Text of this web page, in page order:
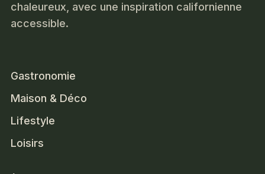
chaleureux, avec une inspiration californienne
accessible.
Gastronomie
Maison & Déco
Lifestyle
Loisirs